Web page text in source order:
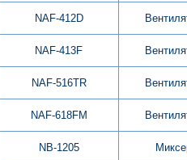
NAF-412D
NAF-413F
NAF-516TR
NAF-618FM
NB-1205